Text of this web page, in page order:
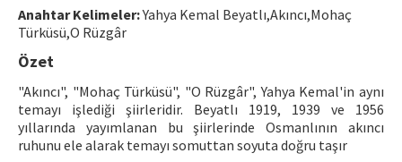
ISSN: 1010-867X · e-ISSN: 2667-8713
Anahtar Kelimeler:Yahya Kemal Beyatlı,Akıncı,Mohaç
Türküsü,O Rüzgâr
Özet
"Akıncı", "Mohaç Türküsü", "O Rüzgâr", Yahya Kemal'in aynı
temayı işlediği şiirleridir. Beyatlı 1919, 1939 ve 1956
yıllarında yayımlanan bu şiirlerinde Osmanlının akıncı
ruhunu ele alarak temayı somuttan soyuta doğru taşır